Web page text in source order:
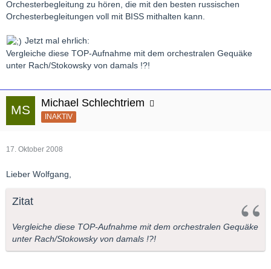
Orchesterbegleitung zu hören, die mit den besten russischen
Orchesterbegleitungen voll mit BISS mithalten kann.
Jetzt mal ehrlich:
Vergleiche diese TOP-Aufnahme mit dem orchestralen Gequäke
unter Rach/Stokowsky von damals !?!
Michael Schlechtriem
INAKTIV
17. Oktober 2008
Lieber Wolfgang,
Zitat
Vergleiche diese TOP-Aufnahme mit dem orchestralen Gequäke
unter Rach/Stokowsky von damals !?!